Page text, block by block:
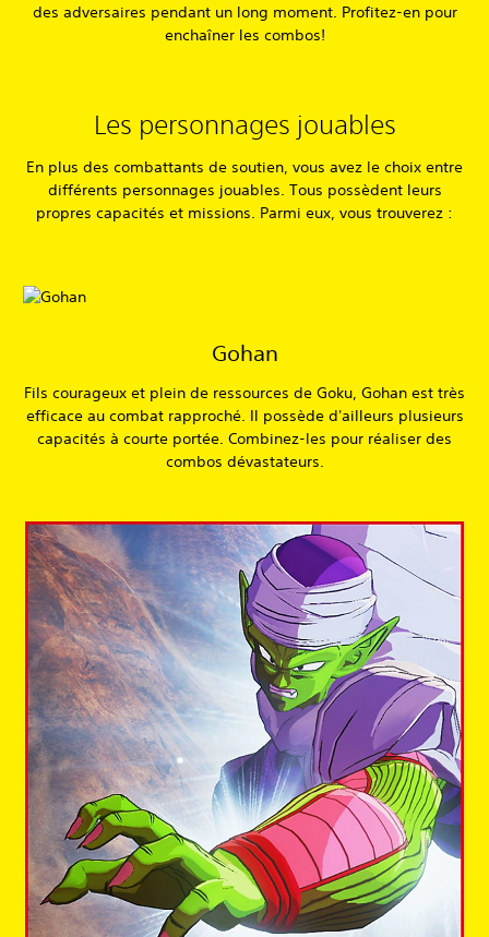
des adversaires pendant un long moment. Profitez-en pour
enchaîner les combos!
Les personnages jouables
En plus des combattants de soutien, vous avez le choix entre
différents personnages jouables. Tous possèdent leurs
propres capacités et missions. Parmi eux, vous trouverez :
Gohan
Fils courageux et plein de ressources de Goku, Gohan est très
efficace au combat rapproché. Il possède d'ailleurs plusieurs
capacités à courte portée. Combinez-les pour réaliser des
combos dévastateurs.